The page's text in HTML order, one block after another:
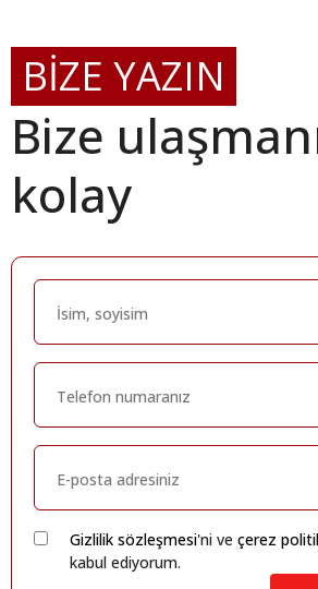
BİZE YAZIN
Bize
kolay
Gizlilik sözleşmesi'ni ve çerez
kabul ediyorum.